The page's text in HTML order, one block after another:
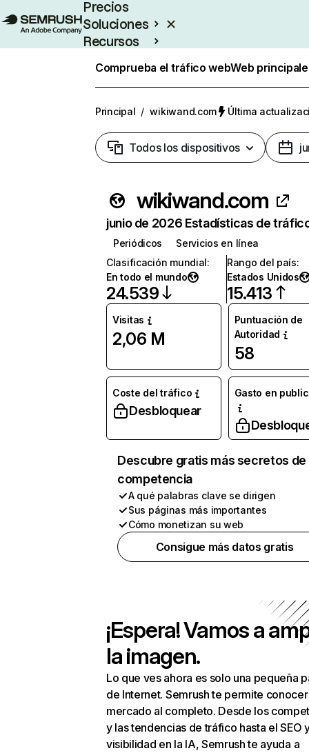
Precios
Soluciones
Recursos
Comprueba el tráfico webWeb
Principal / wikiwand.com Última
Todos los dispositivos
wikiwand.com
junio de 2026 Estadísticas de
Periódicos
Servicios en línea
Clasificación mundial:
En todo el mundo
24.539
Rango del país:
Estados Unidos
15.413
Visitas
2,06 M
Puntuación de
Autoridad
58
Coste del tráfico
Desbloquear
Gasto en
Descubre gratis más secretos de
competencia
A qué palabras clave se dirigen
Sus páginas más importantes
Cómo monetizan su web
Consigue más datos gratis
¡Espera! Vamos a
la imagen.
Lo que ves ahora es solo una pequeña
de Internet. Semrush te permite
mercado al completo. Desde los
y las tendencias de tráfico hasta el SEO
visibilidad en la IA, Semrush te ayuda a